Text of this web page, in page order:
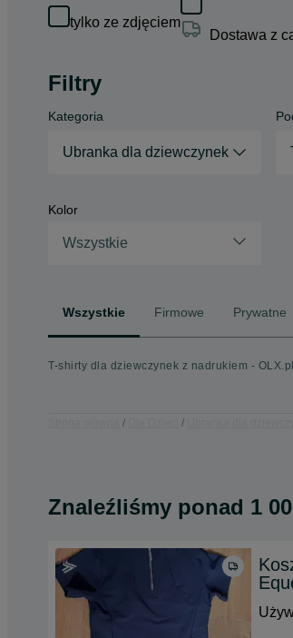
tylko ze zdjęciem
Dostawa z
Filtry
Kategoria
Ubranka dla dziewczynek
Kolor
Wszystkie
Wszystkie Firmowe Prywatne
T-shirty dla dziewczynek z nadrukiem - OLX.pl
Znaleźliśmy ponad 1